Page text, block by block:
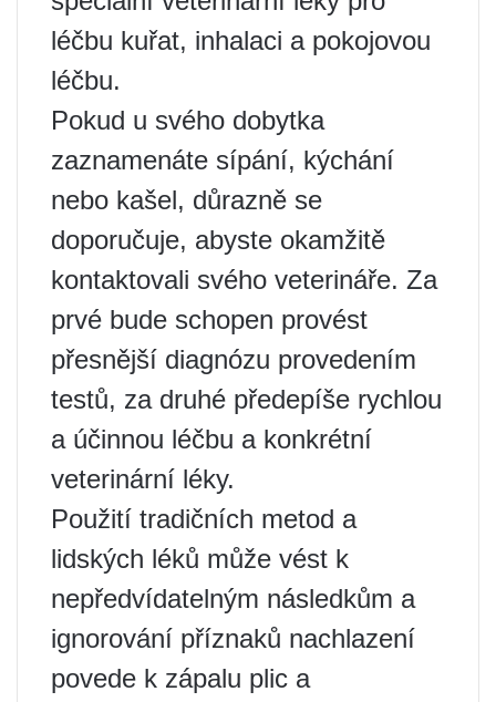
léčbu kuřat, inhalaci a pokojovou
léčbu.
Pokud u svého dobytka
zaznamenáte sípání, kýchání
nebo kašel, důrazně se
doporučuje, abyste okamžitě
kontaktovali svého veterináře. Za
prvé bude schopen provést
přesnější diagnózu provedením
testů, za druhé předepíše rychlou
a účinnou léčbu a konkrétní
veterinární léky.
Použití tradičních metod a
lidských léků může vést k
nepředvídatelným následkům a
ignorování příznaků nachlazení
povede k zápalu plic a